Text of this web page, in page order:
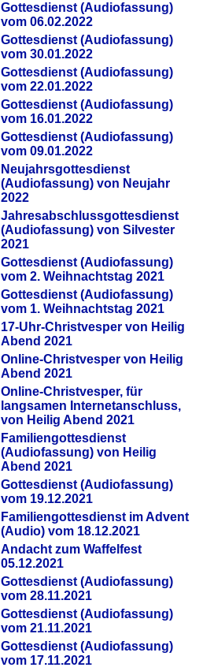
Gottesdienst (Audiofassung)
vom 06.02.2022
Gottesdienst (Audiofassung)
vom 30.01.2022
Gottesdienst (Audiofassung)
vom 22.01.2022
Gottesdienst (Audiofassung)
vom 16.01.2022
Gottesdienst (Audiofassung)
vom 09.01.2022
Neujahrsgottesdienst
(Audiofassung) von Neujahr
2022
Jahresabschlussgottesdienst
(Audiofassung) von Silvester
2021
Gottesdienst (Audiofassung)
vom 2. Weihnachtstag 2021
Gottesdienst (Audiofassung)
vom 1. Weihnachtstag 2021
17-Uhr-Christvesper von Heilig
Abend 2021
Online-Christvesper von Heilig
Abend 2021
Online-Christvesper, für
langsamen Internetanschluss,
von Heilig Abend 2021
Familiengottesdienst
(Audiofassung) von Heilig
Abend 2021
Gottesdienst (Audiofassung)
vom 19.12.2021
Familiengottesdienst im Advent
(Audio) vom 18.12.2021
Andacht zum Waffelfest
05.12.2021
Gottesdienst (Audiofassung)
vom 28.11.2021
Gottesdienst (Audiofassung)
vom 21.11.2021
Gottesdienst (Audiofassung)
vom 17.11.2021